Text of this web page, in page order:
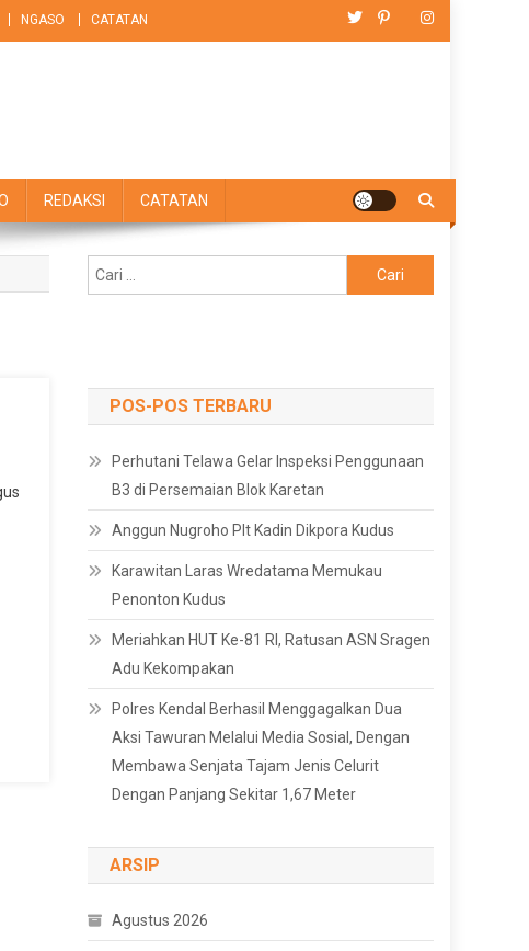
NGASO CATATAN
REDAKSI CATATAN
untuk:
POS-POS TERBARU
Perhutani Telawa Gelar Inspeksi Penggunaan
B3 di Persemaian Blok Karetan
Anggun Nugroho Plt Kadin Dikpora Kudus
Karawitan Laras Wredatama Memukau
Penonton Kudus
Meriahkan HUT Ke-81 RI, Ratusan ASN Sragen
Adu Kekompakan
Polres Kendal Berhasil Menggagalkan Dua
Aksi Tawuran Melalui Media Sosial, Dengan
Membawa Senjata Tajam Jenis Celurit
Dengan Panjang Sekitar 1,67 Meter
ARSIP
Agustus 2026